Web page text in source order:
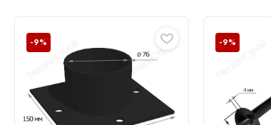
-9% -9%